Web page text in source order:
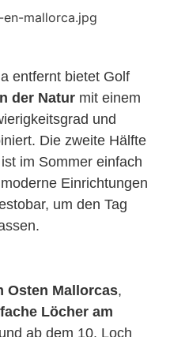
entfernt bietet Golf
der Natur mit einem
und
Die zweite Hälfte
im Sommer einfach
Einrichtungen
um den Tag
Osten Mallorcas,
Löcher am
ab dem 10. Loch